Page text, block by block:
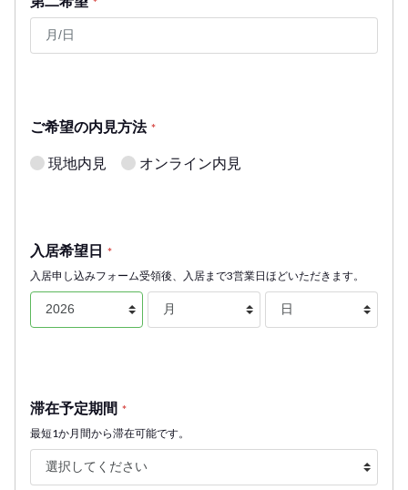
ご希望の内見方法 *
現地内見 オンライン内見
入居希望日 *
入居申し込みフォーム受領後、入居まで3営業日ほどいただきます。
滞在予定期間 *
最短1か月間から滞在可能です。